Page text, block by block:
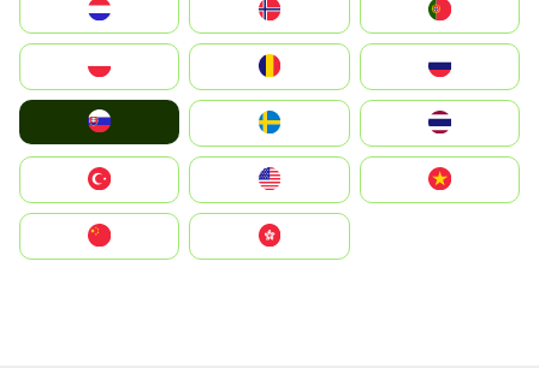
United States
中國香港特別行政區